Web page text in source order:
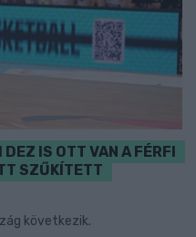
IS OTT VAN A FÉRFI
SZŰKÍTETT
következik.